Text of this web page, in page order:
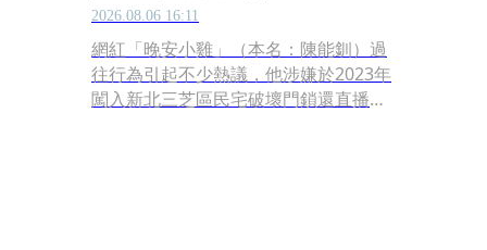
2026.08.06 16:11
網紅「晚安小雞」（本名：陳能釧）過
往行為引起不少熱議，他涉嫌於2023年
闖入新北三芝區民宅破壞門鎖還直播，